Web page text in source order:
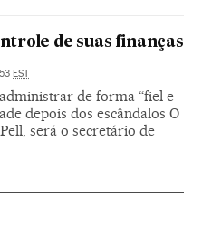
de suas finanças
EST
de forma “fiel e
depois dos escândalos O
será o secretário de